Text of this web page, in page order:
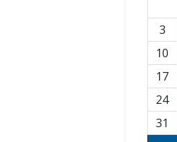
3
10
17
24
31